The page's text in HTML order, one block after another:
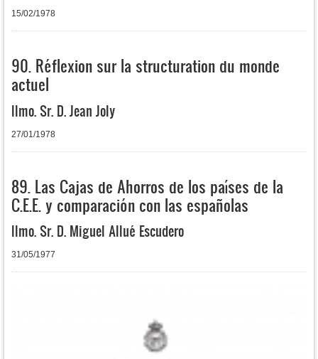
15/02/1978
90. Réflexion sur la structuration du monde
actuel
Ilmo. Sr. D. Jean Joly
27/01/1978
89. Las Cajas de Ahorros de los países de la
C.E.E. y comparación con las españolas
Ilmo. Sr. D. Miguel Allué Escudero
31/05/1977